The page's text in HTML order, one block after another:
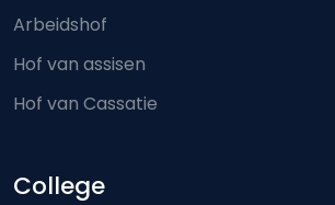
Arbeidshof
Hof van assisen
Hof van Cassatie
College